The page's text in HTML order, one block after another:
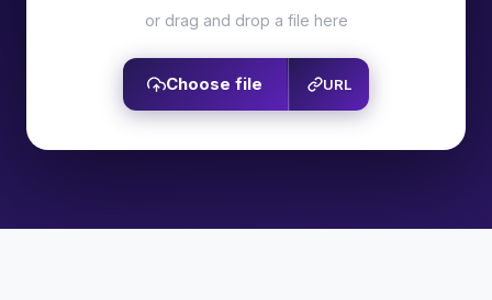
or drag and drop a file here
Choose file URL